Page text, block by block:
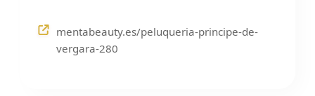
mentabeauty.es/peluqueria-principe-de-
vergara-280